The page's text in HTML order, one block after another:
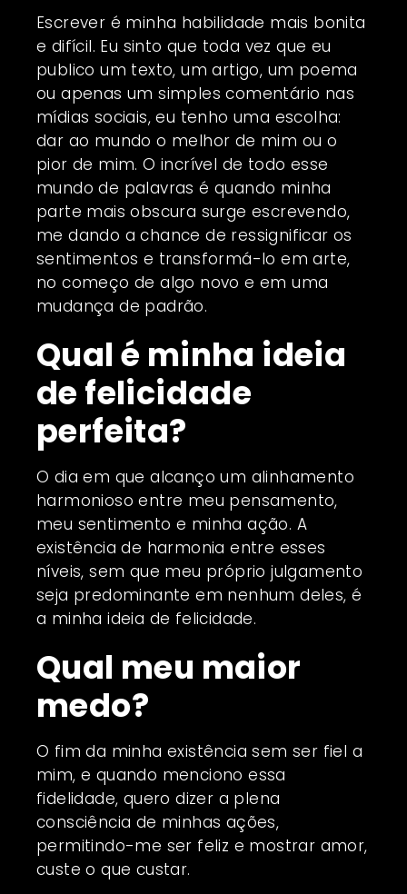
Escrever é minha habilidade mais bonita
e difícil. Eu sinto que toda vez que eu
publico um texto, um artigo, um poema
ou apenas um simples comentário nas
mídias sociais, eu tenho uma escolha:
dar ao mundo o melhor de mim ou o
pior de mim. O incrível de todo esse
mundo de palavras é quando minha
parte mais obscura surge escrevendo,
me dando a chance de ressignificar os
sentimentos e transformá-lo em arte,
no começo de algo novo e em uma
mudança de padrão.
Qual é minha ideia
de felicidade
perfeita?
O dia em que alcanço um alinhamento
harmonioso entre meu pensamento,
meu sentimento e minha ação. A
existência de harmonia entre esses
níveis, sem que meu próprio julgamento
seja predominante em nenhum deles, é
a minha ideia de felicidade.
Qual meu maior
medo?
O fim da minha existência sem ser fiel a
mim, e quando menciono essa
fidelidade, quero dizer a plena
consciência de minhas ações,
permitindo-me ser feliz e mostrar amor,
custe o que custar.